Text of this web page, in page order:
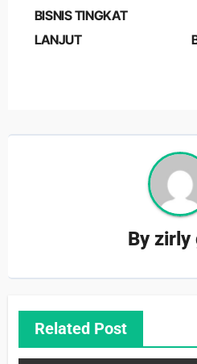
navigation
BISNIS TINGKAT
LANJUT
Byzirly
Related Post